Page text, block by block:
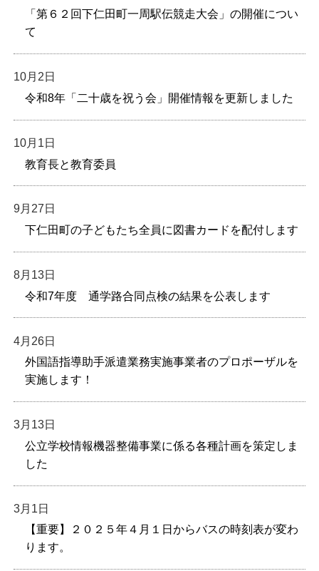
「第６２回下仁田町一周駅伝競走大会」の開催につい
て
10月2日
令和8年「二十歳を祝う会」開催情報を更新しました
10月1日
教育長と教育委員
9月27日
下仁田町の子どもたち全員に図書カードを配付します
8月13日
令和7年度 通学路合同点検の結果を公表します
4月26日
外国語指導助手派遣業務実施事業者のプロポーザルを
実施します！
3月13日
公立学校情報機器整備事業に係る各種計画を策定しま
した
3月1日
【重要】２０２５年４月１日からバスの時刻表が変わ
ります。